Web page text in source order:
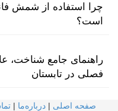
چرا استفاده از شمش
است؟
راهنمای جامع شناخت،
فصلی در تابستان
صفحه اصلی | درباره‌ما |